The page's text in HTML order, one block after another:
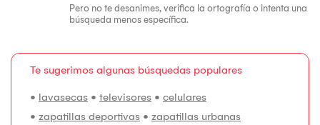
Pero no te desanimes, verifica la ortografía o intenta una
búsqueda menos específica.
Te sugerimos algunas búsquedas populares
• lavasecas • televisores • celulares
• zapatillas deportivas • zapatillas urbanas